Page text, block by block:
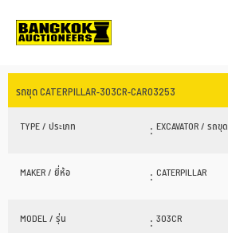
รถขุด CATERPILLAR-303CR-CAR03253
TYPE / ประเภท : EXCAVATOR / รถขุด
MAKER / ยี่ห้อ : CATERPILLAR
MODEL / รุ่น : 303CR